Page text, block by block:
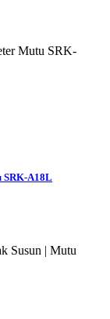
SRK-A18L